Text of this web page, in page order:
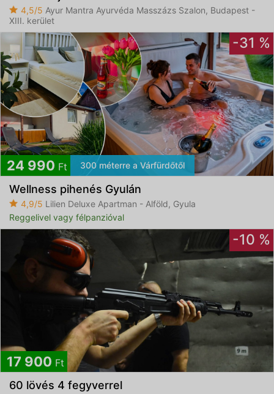
4,5/5 Ayur Mantra Ayurvéda Masszázs Szalon, Budapest -
XIII. kerület
-31 %
24 990 Ft 300 méterre a Várfürdőtől
Wellness pihenés Gyulán
4,9/5 Lilien Deluxe Apartman - Alföld, Gyula
Reggelivel vagy félpanzióval
-10 %
17 900 Ft
60 lövés 4 fegyverrel